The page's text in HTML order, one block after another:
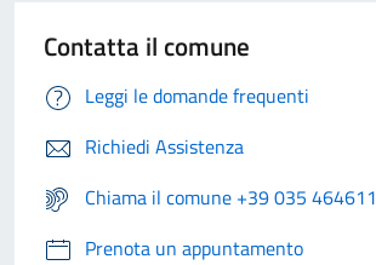
Contatta il comune
Leggi le domande frequenti
Richiedi Assistenza
Chiama il comune +39 035 464611
Prenota un appuntamento